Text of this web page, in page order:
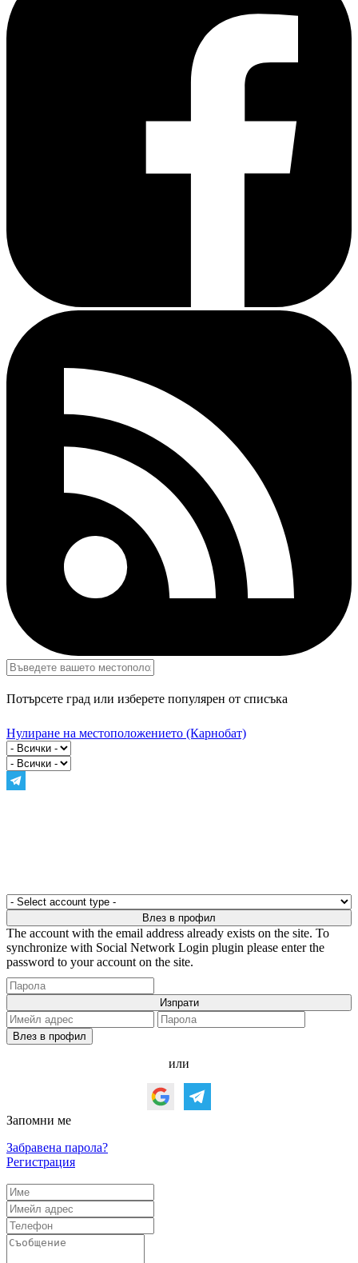
Потърсете град или изберете популярен от списъка
Нулиране на местоположението (Карнобат)
The account with the email address already exists on the site. To
synchronize with Social Network Login plugin please enter the
password to your account on the site.
или
Запомни ме
Забравена парола?
Регистрация